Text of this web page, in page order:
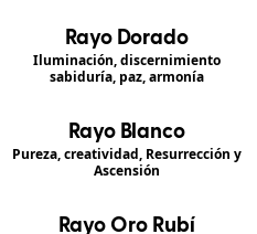
Rayo Dorado
Iluminación, discernimiento
sabiduría, paz, armonía
Rayo Blanco
Pureza, creatividad, Resurrección y
Ascensión
Rayo Oro Rubí